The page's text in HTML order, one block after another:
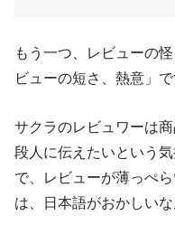
もう一つ、レビューの
ビューの短さ、熱意」で
サクラのレビュワーは
段人に伝えたいという
で、レビューが薄っぺ
は、日本語がおかしい